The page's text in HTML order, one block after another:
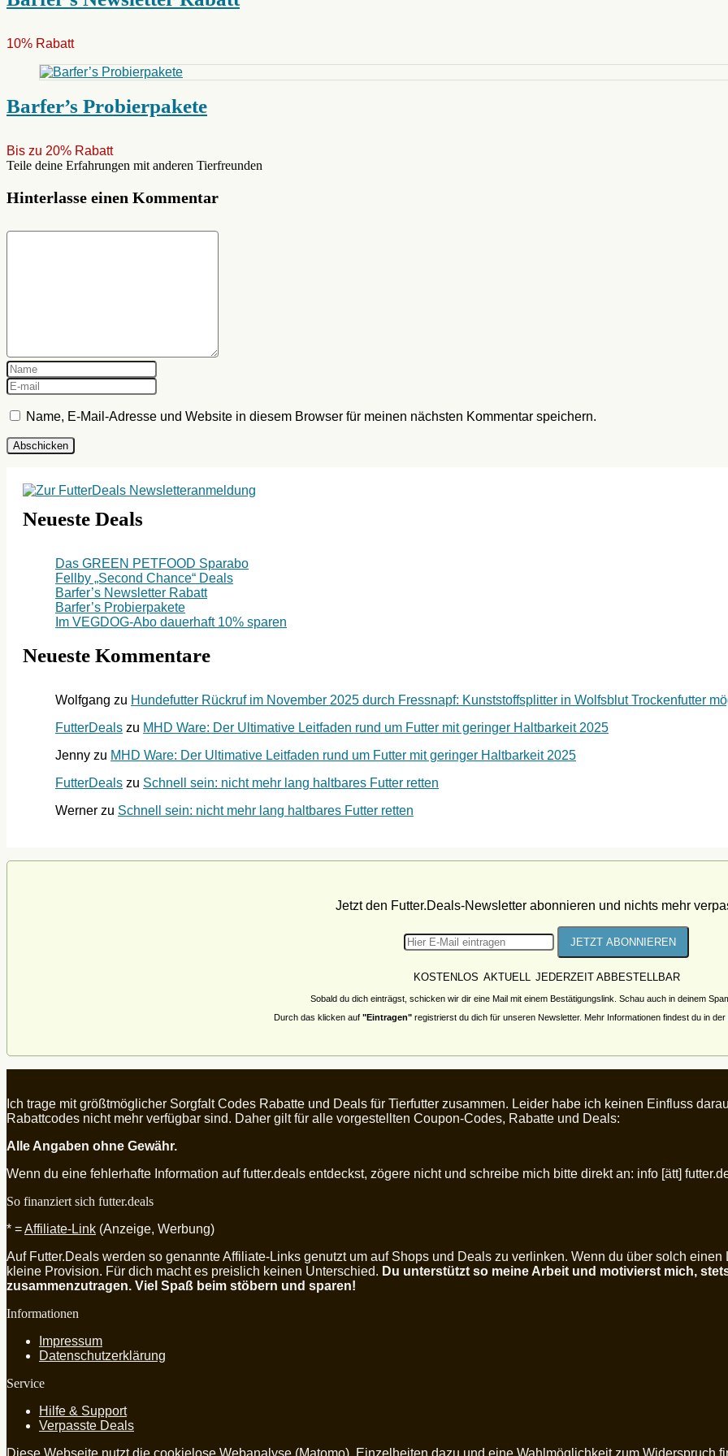
10% Rabatt
Barfer’s Probierpakete
Bis zu 20% Rabatt
Teile deine Erfahrungen mit anderen Tierfreunden
Hinterlasse einen Kommentar
Name, E-Mail-Adresse und Website in diesem Browser für meinen nächsten Kommentar speichern.
Neueste Deals
Das GREEN PETFOOD Sparabo
Fellby „Second Chance“ Deals
Barfer’s Newsletter Rabatt
Barfer’s Probierpakete
Im VEGDOG-Abo dauerhaft 10% sparen
Neueste Kommentare
Wolfgang zu Hundefutter Rückruf im November 2025 durch Fressnapf: Kunststoffsplitter in Wolfsblut Trockenfutter
FutterDeals zu MHD Ware: Der Ultimative Leitfaden rund um Futter mit geringer Haltbarkeit 2025
Jenny zu MHD Ware: Der Ultimative Leitfaden rund um Futter mit geringer Haltbarkeit 2025
FutterDeals zu Schnell sein: nicht mehr lang haltbares Futter retten
Werner zu Schnell sein: nicht mehr lang haltbares Futter retten
Jetzt den Futter.Deals-Newsletter abonnieren und nichts mehr
KOSTENLOS AKTUELL JEDERZEIT ABBESTELLBAR
Sobald du dich einträgst, schicken wir dir eine Mail mit einem Bestätigungslink. Schau auch in deinem
Durch das klicken auf "Eintragen" registrierst du dich für unseren Newsletter. Mehr Informationen findest du in der
Ich trage mit größtmöglicher Sorgfalt Codes Rabatte und Deals für Tierfutter zusammen. Leider habe ich keinen Einfluss
Rabattcodes nicht mehr verfügbar sind. Daher gilt für alle vorgestellten Coupon-Codes, Rabatte und Deals:
Alle Angaben ohne Gewähr.
Wenn du eine fehlerhafte Information auf futter.deals entdeckst, zögere nicht und schreibe mich bitte direkt an: info [ätt]
So finanziert sich futter.deals
* =Affiliate-Link (Anzeige, Werbung)
Auf Futter.Deals werden so genannte Affiliate-Links genutzt um auf Shops und Deals zu verlinken. Wenn du über solch
kleine Provision. Für dich macht es preislich keinen Unterschied. Du unterstützt so meine Arbeit und motivierst mich,
zusammenzutragen. Viel Spaß beim stöbern und sparen!
Informationen
Impressum
Datenschutzerklärung
Service
Hilfe & Support
Verpasste Deals